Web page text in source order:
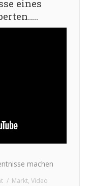
eines
machen
Markt, Video